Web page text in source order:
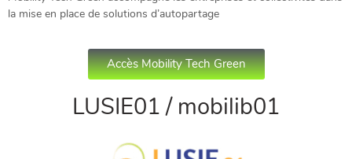
la mise en place de solutions d’autopartage
Accès Mobility Tech Green
LUSIE01 / mobilib01